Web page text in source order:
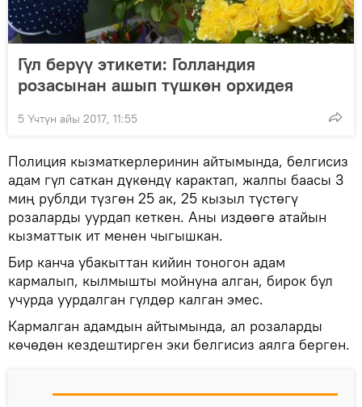
Гүл берүү этикети: Голландия
розасынан ашып түшкөн орхидея
5 Үчтүн айы 2017, 11:55
Полиция кызматкерлеринин айтымында, белгисиз
адам гүл саткан дүкөндү карактап, жалпы баасы 3
миң рублди түзгөн 25 ак, 25 кызыл түстөгү
розаларды уурдап кеткен. Аны издөөгө атайын
кызматтык ит менен чыгышкан.
Бир канча убакыттан кийин тоногон адам
кармалып, кылмышты мойнуна алган, бирок бул
учурда уурдалган гүлдөр калган эмес.
Кармалган адамдын айтымында, ал розаларды
көчөдөн кездештирген эки белгисиз аялга берген.